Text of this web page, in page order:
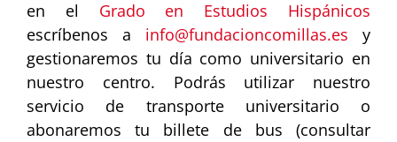
en el Grado en Estudios Hispánicos
escríbenos a info@fundacioncomillas.es y
gestionaremos tu día como universitario en
nuestro centro. Podrás utilizar nuestro
servicio de transporte universitario o
abonaremos tu billete de bus (consultar